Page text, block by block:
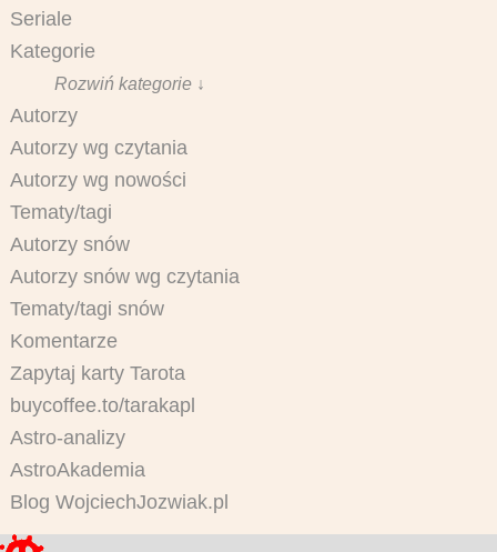
Seriale
Kategorie
Rozwiń kategorie ↓
Autorzy
Autorzy wg czytania
Autorzy wg nowości
Tematy/tagi
Autorzy snów
Autorzy snów wg czytania
Tematy/tagi snów
Komentarze
Zapytaj karty Tarota
buycoffee.to/tarakapl
Astro-analizy
AstroAkademia
Blog WojciechJozwiak.pl